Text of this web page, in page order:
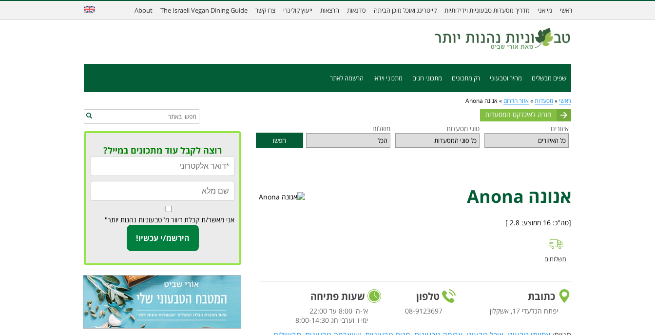
ראשי מי אני מדריך מסעדות טבעוניות וידידותיות קייטרינג ואוכל מוכן הביתה סדנאות הרצאות ייעוץ קולינרי צרו קשר The Israeli Vegan Dining Guide
About
שפים מבשלים מהיר וטבעוני רק מתכונים מתכוני חגים מתכוני וידאו הרשמה לאתר
ראשי » מסעדות » אזור הדרום » אנונה Anona
חזרה לאינדקס המסעדות
איזורים
סוגי מסעדות משלוח
חפשו
אנונה Anona
[סה"כ: 16 ממוצע: 2.8
]
משלוחים
כתובת
יפתח הגלעדי 17, אשקלון
טלפון
08-9123697
שעות פתיחה
א'-ה' 8:00 עד 22:00
ימי ו' וערבי חג 8:00-14:30
רוצה לקבל עוד מתכונים במייל?
אני מאשר/ת קבלת דיוור מ"טבעוניות נהנות יותר"